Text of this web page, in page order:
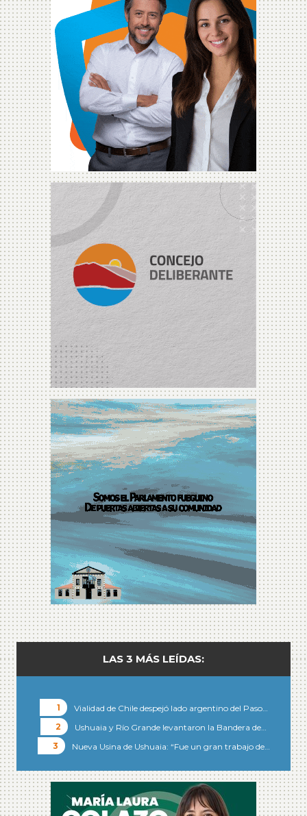
LAS 3 MÁS LEÍDAS:
Vialidad de Chile despejó lado argentino del Paso…
Ushuaia y Río Grande levantaron la Bandera de…
Nueva Usina de Ushuaia: “Fue un gran trabajo de…